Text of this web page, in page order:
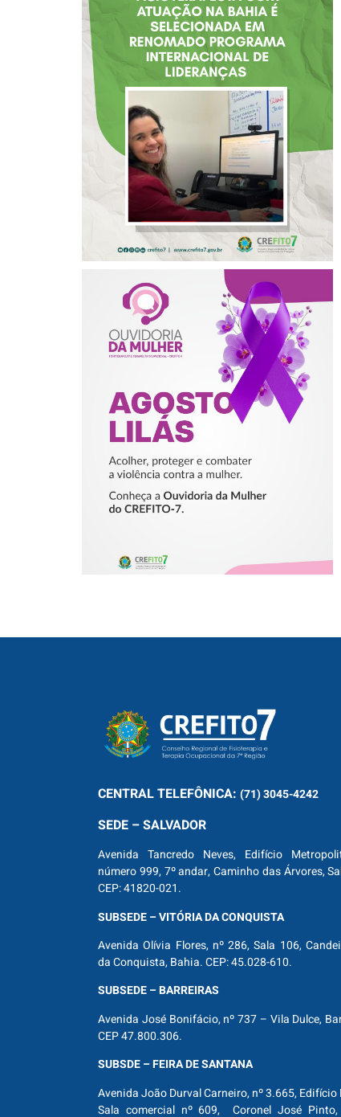
FISIOTERAPEUTA
COM ATUAÇÃO NA
BAHIA É
SELECIONADA EM
RENOMADO
PROGRAMA
INTERNACIONAL
DE LIDERANÇAS
AGOSTO LILÁS –
ACOLHER,
PROTEGER E
COMBATER A
VIOLÊNCIA
CONTRA A
MULHER
CENTRALTELEFÔNICA: (71) 3045-4242
SEDE – SALVADOR
Avenida Tancredo Neves, Edifício
número 999, 7º andar, Caminho das Árvores,
CEP: 41820-021.
SUBSEDE – VITÓRIA DA CONQUISTA
Avenida Olívia Flores, nº 286, Sala 106,
da Conquista, Bahia. CEP: 45.028-610.
SUBSEDE – BARREIRAS
Avenida José Bonifácio, nº 737 – Vila Dulce,
CEP 47.800.306.
SUBSDE – FEIRA DE SANTANA
Avenida João Durval Carneiro, nº 3.665,
Sala comercial nº 609, Coronel José